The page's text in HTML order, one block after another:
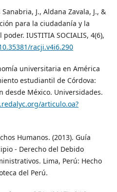
J., Aldana Zavala, J., &
para la ciudadanía y la
IUSTITIA SOCIALIS, 4(6),
racji.v4i6.290
universitaria en América
estudiantil de Córdova:
desde México. Universidades.
articulo.oa?
Humanos. (2013). Guía
- Derecho del Debido
Lima, Perú: Hecho
del Perú.